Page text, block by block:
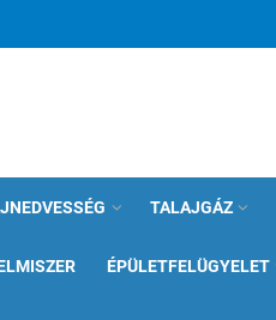
TALAJGÁZ
ÉPÜLETFELÜGYELET